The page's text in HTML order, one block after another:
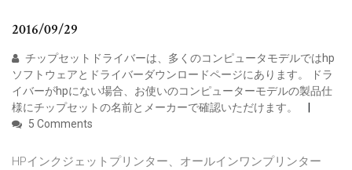
2016/09/29
チップセットドライバーは、多くのコンピュータモデルではhp
ソフトウェアとドライバーダウンロードページにあります。 ドラ
イバーがhpにない場合、お使いのコンピューターモデルの製品仕
様にチップセットの名前とメーカーで確認いただけます。
5 Comments
HPインクジェットプリンター、オールインワンプリンター